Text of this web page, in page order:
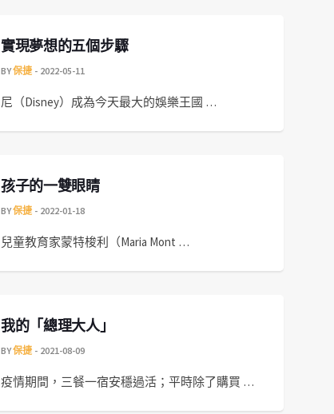
實現夢想的五個步驟
BY保捷 2022-05-11
尼（Disney）成為今天最大的娛樂王國 …
孩子的一雙眼睛
BY保捷 2022-01-18
兒童教育家蒙特梭利（Maria Mont …
我的「總理大人」
BY保捷 2021-08-09
疫情期間，三餐一宿安穩過活；平時除了購買 …